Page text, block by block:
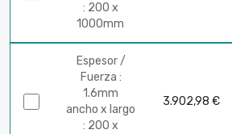
: 200 x
1000mm
Espesor /
Fuerza :
1.6mm
ancho x largo
: 200 x
3.902,98 €